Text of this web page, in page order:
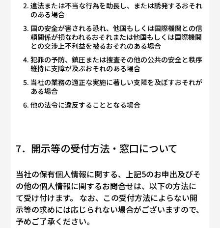
違法または不当な行為を助長し、または誘発するおそれ
のある場合
国の安全が害される恐れ、他国もしくは国際機関との信
頼関係が損なわれるおそれまたは他国もしくは国際機関
との交渉上不利益を被るおそれのある場合
犯罪の予防、鎮圧または捜査その他の公共の安全と秩序
維持に支障が及ぶおそれのある場合
当社の業務の適正な実施に著しい支障を及ぼすおそれが
ある場合
他の法令に違反することとなる場合
7．開示等の受付方法・窓口について
当社の保有個人情報に関する、上記5のお申出及びそ
の他の個人情報に関するお問合せは、以下の方法に
て受け付けます。 なお、この受付方法によらない開
示等の求めには応じられない場合がございますので、
予めご了承ください。